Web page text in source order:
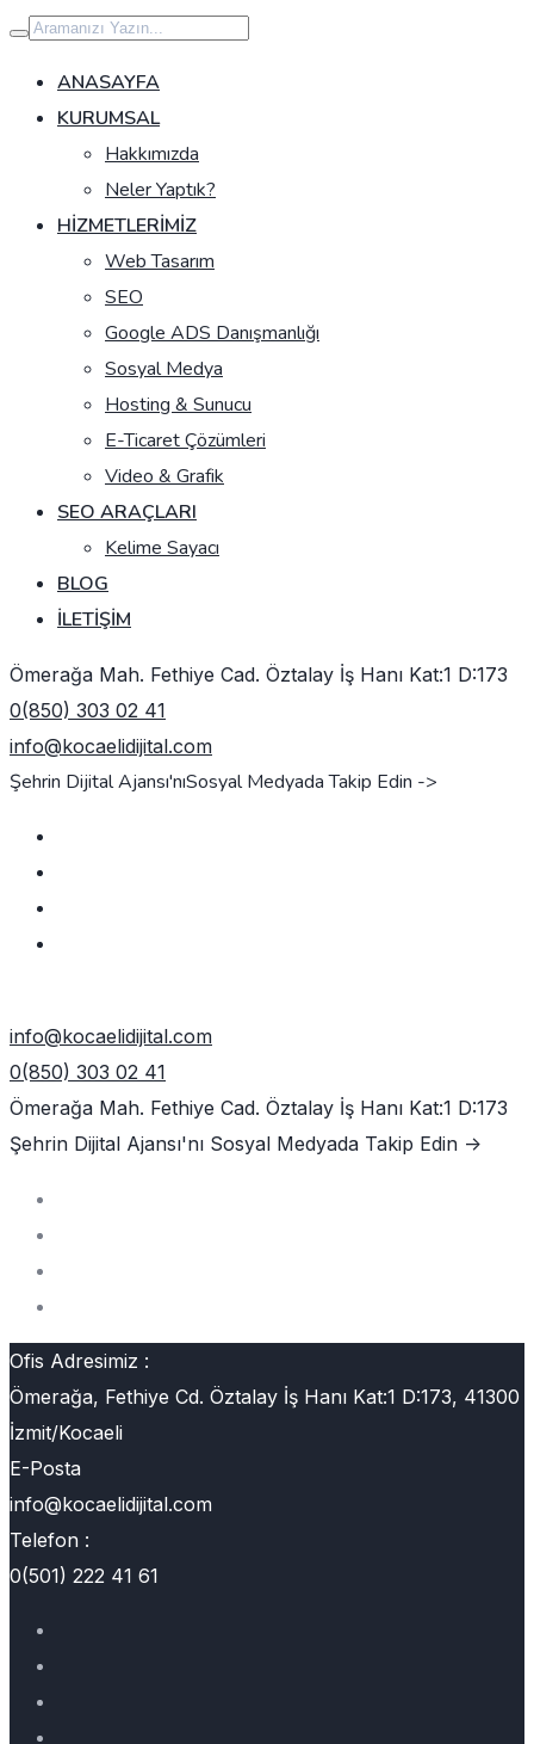
İçeriğe
geç
ANASAYFA
KURUMSAL
Hakkımızda
Neler Yaptık?
HIZMETLERIMIZ
Web Tasarım
SEO
Google ADS Danışmanlığı
Sosyal Medya
Hosting & Sunucu
E-Ticaret Çözümleri
Video & Grafik
SEO ARAÇLARI
Kelime Sayacı
BLOG
İLETIŞIM
Ömerağa Mah. Fethiye Cad. Öztalay İş Hanı Kat:1 D:173
0(850) 303 02 41
info@kocaelidijital.com
Şehrin Dijital Ajansı'nıSosyal Medyada Takip Edin ->
info@kocaelidijital.com
0(850) 303 02 41
Ömerağa Mah. Fethiye Cad. Öztalay İş Hanı Kat:1 D:173
Şehrin Dijital Ajansı'nı Sosyal Medyada Takip Edin ->
Ofis Adresimiz :
Ömerağa, Fethiye Cd. Öztalay İş Hanı Kat:1 D:173, 41300
İzmit/Kocaeli
E-Posta
info@kocaelidijital.com
Telefon :
0(501) 222 41 61